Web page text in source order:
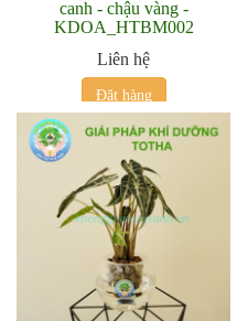
canh - chậu vàng -
KDOA_HTBM002
Liên hệ
Đặt hàng